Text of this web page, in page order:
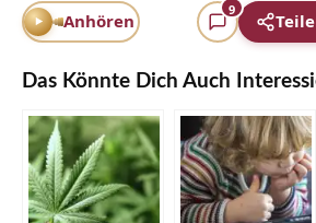
Anhören
9
Das Könnte Dich Auch